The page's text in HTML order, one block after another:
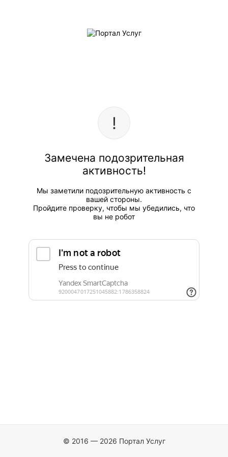
Замечена подозрительная
активность!
Мы заметили подозрительную активность с
вашей стороны.
Пройдите проверку, чтобы мы убедились, что
вы не робот
© 2016 — 2026 Портал Услуг